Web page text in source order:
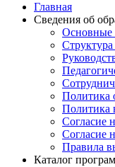
Главная
Сведения об
Основные
Политика
Политика
Согласие
Согласие
Правила
Каталог